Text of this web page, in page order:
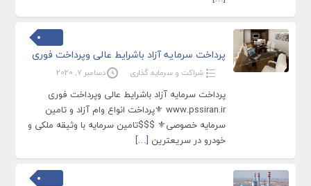
پرداخت سرمایه آزاد باشرایط عالی وپرداخت فوری
شراکت و سرمایه گذاری دسامبر 7, 2020
پرداخت سرمایه آزاد باشرایط عالی وپرداخت فوری
www.pssiran.ir ⚜پرداخت انواع وام آزاد و تامین
سرمایه خصوصی⚜ $$$تامین سرمایه با وثیقه ملکی و
خودرو در سریعترین […]